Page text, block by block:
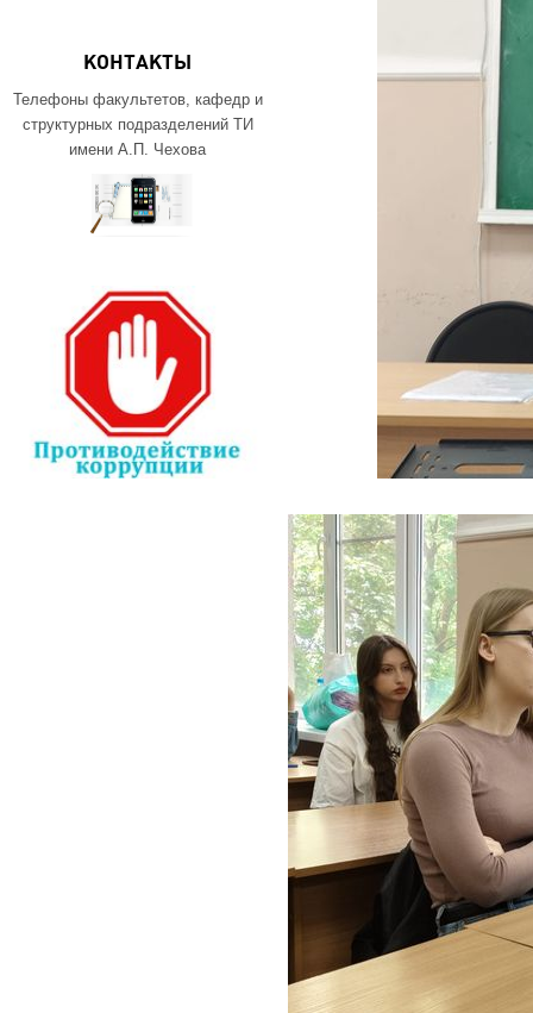
КОНТАКТЫ
Телефоны факультетов, кафедр и
структурных подразделений ТИ
имени А.П. Чехова